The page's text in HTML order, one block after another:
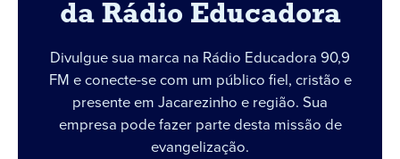
da Rádio Educadora
Divulgue sua marca na Rádio Educadora 90,9
FM e conecte-se com um público fiel, cristão e
presente em Jacarezinho e região. Sua
empresa pode fazer parte desta missão de
evangelização.